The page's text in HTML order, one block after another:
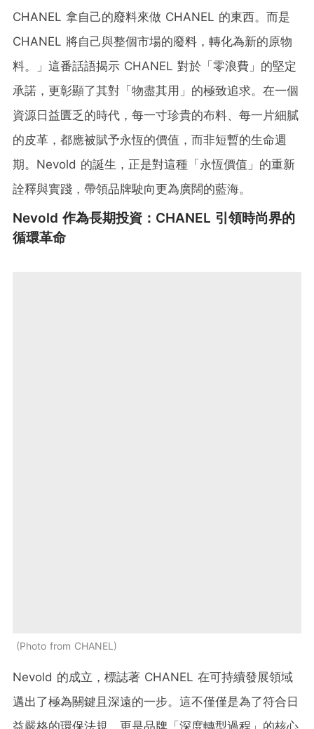
CHANEL 拿自己的廢料來做 CHANEL 的東西。而是
CHANEL 將自己與整個市場的廢料，轉化為新的原物
料。」這番話語揭示 CHANEL 對於「零浪費」的堅定
承諾，更彰顯了其對「物盡其用」的極致追求。在一個
資源日益匱乏的時代，每一寸珍貴的布料、每一片細膩
的皮革，都應被賦予永恆的價值，而非短暫的生命週
期。Nevold 的誕生，正是對這種「永恆價值」的重新
詮釋與實踐，帶領品牌駛向更為廣闊的藍海。
Nevold 作為長期投資：CHANEL 引領時尚界的
循環革命
Photo from CHANEL
Nevold 的成立，標誌著 CHANEL 在可持續發展領域
邁出了極為關鍵且深遠的一步。這不僅僅是為了符合日
益嚴格的環保法規，更是品牌「深度轉型過程」的核心